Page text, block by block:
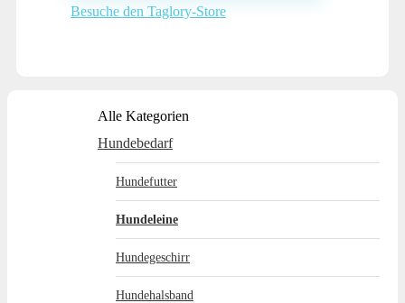
Besuche den Taglory-Store
Alle Kategorien
Hundebedarf
Hundefutter
Hundeleine
Hundegeschirr
Hundehalsband